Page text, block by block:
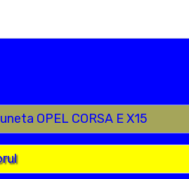
OPEL CORSA E X15